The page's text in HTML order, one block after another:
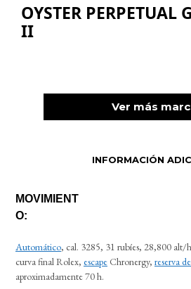
OYSTER PERPETUAL
II
Ver más
INFORMACIÓN
MOVIMIENT
O:
Automático, cal. 3285, 31 rubíes, 28,800 alt/
curva final Rolex, escape Chronergy, reserva
aproximadamente 70 h.